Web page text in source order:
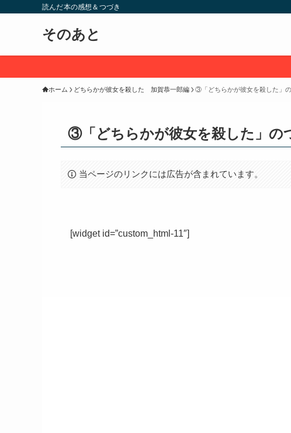
読んだ本の感想＆つづき
そのあと
ホーム どちらかが彼女を殺した 加賀恭一郎編 ③「どちらかが彼女を殺した」
③「どちらかが彼女を殺した」の
当ページのリンクには広告が含まれています。
[widget id=”custom_html-11″]